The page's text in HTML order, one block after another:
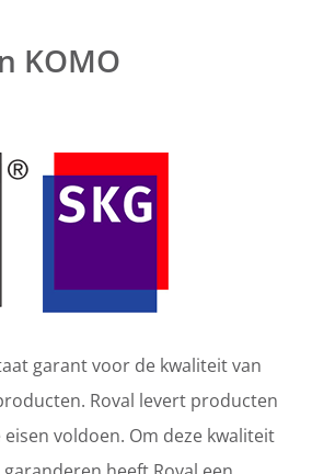
KOMO
garant voor de kwaliteit van
Roval levert producten
voldoen. Om deze kwaliteit